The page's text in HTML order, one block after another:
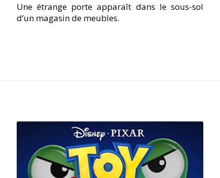
Une étrange porte apparaît dans le sous-sol
d’un magasin de meubles.